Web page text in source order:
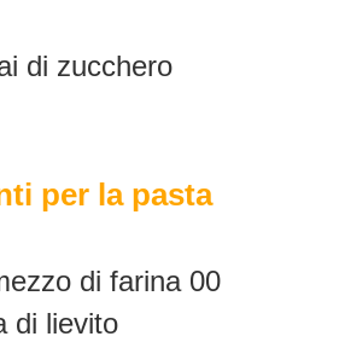
di zucchero
per la pasta
di farina 00
di lievito